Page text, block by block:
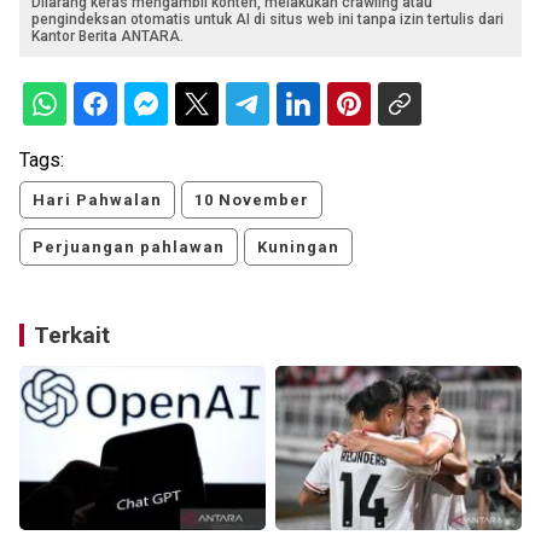
pengindeksan otomatis untuk AI di situs web ini tanpa izin tertulis dari
Kantor Berita ANTARA.
Tags:
Hari Pahwalan 10 November
Perjuangan pahlawan Kuningan
Terkait